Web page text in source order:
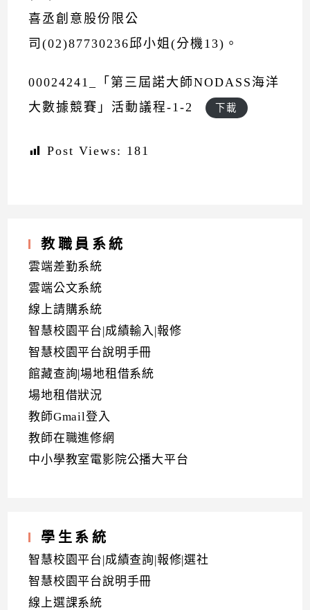
喜丞創意股份限公
司(02)87730236邱小姐(分機13)。
00024241_「第三屆諾大師NODASS海洋
大數據競賽」活動議程-1-2
下載
Post Views: 181
教職員系統
雲端差勤系統
雲端公文系統
線上請購系統
智慧校園平台|成績輸入|報修
智慧校園平台說明手冊
館藏查詢|場地租借系統
場地租借狀況
教師Gmail登入
教師在職進修網
中小學教室電影院公播大平台
學生系統
智慧校園平台|成績查詢|報修|選社
智慧校園平台說明手冊
線上選課系統